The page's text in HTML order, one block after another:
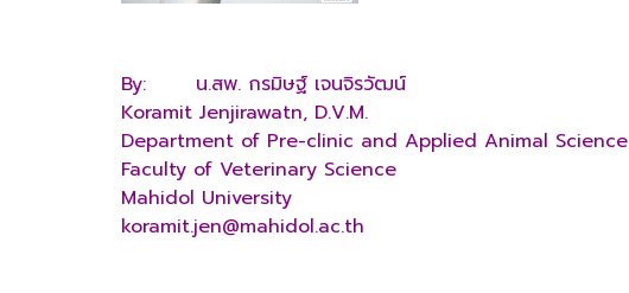
By: น.สพ. กรมิษฐ์ เจนจิรวัฒน์
Koramit Jenjirawatn, D.V.M.
Department of Pre-clinic and Applied Animal Science
Faculty of Veterinary Science
Mahidol University
koramit.jen@mahidol.ac.th